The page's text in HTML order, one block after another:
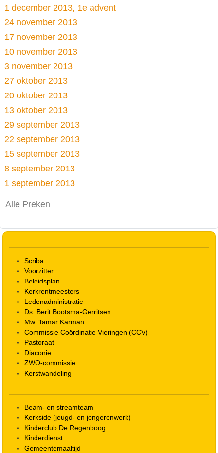
1 december 2013, 1e advent
24 november 2013
17 november 2013
10 november 2013
3 november 2013
27 oktober 2013
20 oktober 2013
13 oktober 2013
29 september 2013
22 september 2013
15 september 2013
8 september 2013
1 september 2013
Alle Preken
Scriba
Voorzitter
Beleidsplan
Kerkrentmeesters
Ledenadministratie
Ds. Berit Bootsma-Gerritsen
Mw. Tamar Karman
Commissie Coördinatie Vieringen (CCV)
Pastoraat
Diaconie
ZWO-commissie
Kerstwandeling
Beam- en streamteam
Kerkside (jeugd- en jongerenwerk)
Kinderclub De Regenboog
Kinderdienst
Gemeentemaaltijd